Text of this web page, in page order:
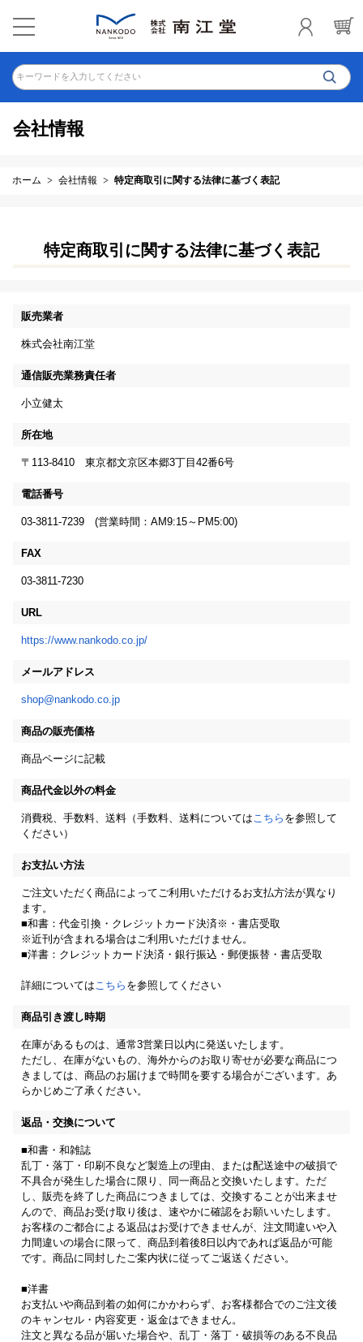
キーワードを入力してください
会社情報
ホーム 会社情報 特定商取引に関する法律に基づく表記
特定商取引に関する法律に基づく表記
販売業者
株式会社南江堂
通信販売業務責任者
小立健太
所在地
〒113-8410 東京都文京区本郷3丁目42番6号
電話番号
03-3811-7239 (営業時間：AM9:15～PM5:00)
FAX
03-3811-7230
URL
https://www.nankodo.co.jp/
メールアドレス
shop@nankodo.co.jp
商品の販売価格
商品ページに記載
商品代金以外の料金
消費税、手数料、送料（手数料、送料についてはこちら を参照して
ください）
お支払い方法
ご注文いただく商品によってご利用いただけるお支払方法が異なり
ます。
■和書：代金引換・クレジットカード決済※・書店受取
※近刊が含まれる場合はご利用いただけません。
■洋書：クレジットカード決済・銀行振込・郵便振替・書店受取
詳細についてはこちら を参照してください
商品引き渡し時期
在庫があるものは、通常3営業日以内に発送いたします。
ただし、在庫がないもの、海外からのお取り寄せが必要な商品につ
きましては、商品のお届けまで時間を要する場合がございます。あ
らかじめご了承ください。
返品・交換について
■和書・和雑誌
乱丁・落丁・印刷不良など製造上の理由、または配送途中の破損で
不具合が発生した場合に限り、同一商品と交換いたします。ただ
し、販売を終了した商品につきましては、交換することが出来ませ
んので、商品お受け取り後は、速やかに確認をお願いいたします。
お客様のご都合による返品はお受けできませんが、注文間違いや入
力間違いの場合に限って、商品到着後8日以内であれば返品が可能
です。商品に同封したご案内状に従ってご返送ください。
■洋書
お支払いや商品到着の如何にかかわらず、お客様都合でのご注文後
のキャンセル・内容変更・返金はできません。
注文と異なる品が届いた場合や、乱丁・落丁・破損等のある不良品